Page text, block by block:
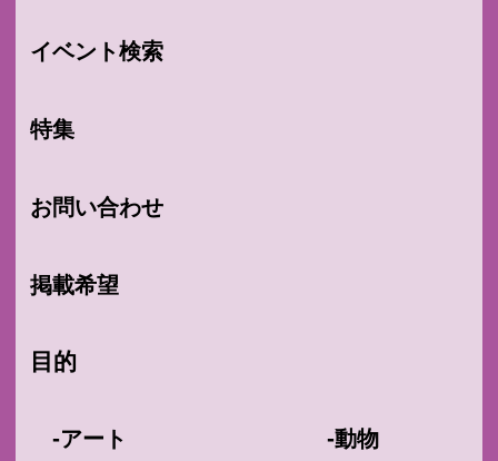
イベント検索
特集
お問い合わせ
掲載希望
目的
-アート -動物